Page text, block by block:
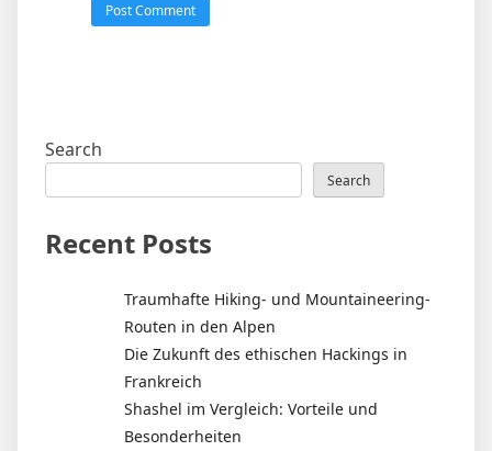
Search
Search
Recent Posts
Traumhafte Hiking- und Mountaineering-
Routen in den Alpen
Die Zukunft des ethischen Hackings in
Frankreich
Shashel im Vergleich: Vorteile und
Besonderheiten